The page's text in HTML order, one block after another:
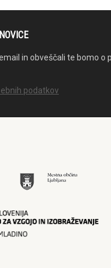
in obveščali te bomo o
podatkov